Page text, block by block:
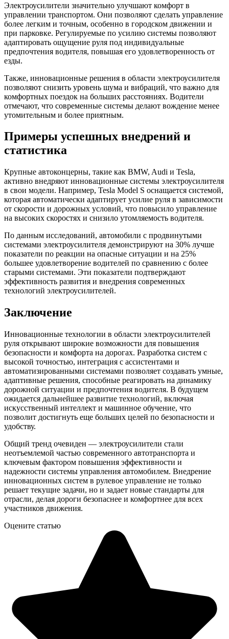
Электроусилители значительно улучшают комфорт в
управлении транспортом. Они позволяют сделать управление
более легким и точным, особенно в городском движении и
при парковке. Регулируемые по усилию системы позволяют
адаптировать ощущение руля под индивидуальные
предпочтения водителя, повышая его удовлетворенность от
езды.
Также, инновационные решения в области электроусилителя
позволяют снизить уровень шума и вибраций, что важно для
комфортных поездок на больших расстояниях. Водители
отмечают, что современные системы делают вождение менее
утомительным и более приятным.
Примеры успешных внедрений и
статистика
Крупные автоконцерны, такие как BMW, Audi и Tesla,
активно внедряют инновационные системы электроусилителя
в свои модели. Например, Tesla Model S оснащается системой,
которая автоматически адаптирует усилие руля в зависимости
от скорости и дорожных условий, что повысило управление
на высоких скоростях и снизило утомляемость водителя.
По данным исследований, автомобили с продвинутыми
системами электроусилителя демонстрируют на 30% лучше
показатели по реакции на опасные ситуации и на 25%
большее удовлетворение водителей по сравнению с более
старыми системами. Эти показатели подтверждают
эффективность развития и внедрения современных
технологий электроусилителей.
Заключение
Инновационные технологии в области электроусилителей
руля открывают широкие возможности для повышения
безопасности и комфорта на дорогах. Разработка систем с
высокой точностью, интеграция с ассистентами и
автоматизированными системами позволяет создавать умные,
адаптивные решения, способные реагировать на динамику
дорожной ситуации и предпочтения водителя. В будущем
ожидается дальнейшее развитие технологий, включая
искусственный интеллект и машинное обучение, что
позволит достигнуть еще больших целей по безопасности и
удобству.
Общий тренд очевиден — электроусилители стали
неотъемлемой частью современного автотранспорта и
ключевым фактором повышения эффективности и
надежности системы управления автомобилем. Внедрение
инновационных систем в рулевое управление не только
решает текущие задачи, но и задает новые стандарты для
отрасли, делая дороги безопаснее и комфортнее для всех
участников движения.
Оцените статью